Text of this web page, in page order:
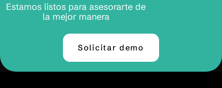
Estamos listos para asesorarte de
la mejor manera
Solicitar demo